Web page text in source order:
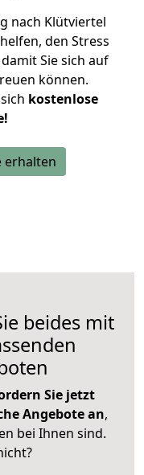
nach Klütviertel
den Stress
Sie sich auf
können.
kostenlose
erhalten
beides mit
Sie jetzt
Angebote an,
bei Ihnen sind.